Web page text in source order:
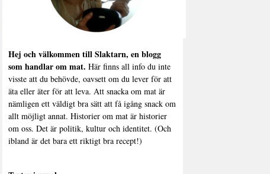
Hej och välkommen till Slaktarn, en blogg
som handlar om mat. Här finns all info du inte
visste att du behövde, oavsett om du lever för att
äta eller äter för att leva. Att snacka om mat är
nämligen ett väldigt bra sätt att få igång snack om
allt möjligt annat. Historier om mat är historier
om oss. Det är politik, kultur och identitet. (Och
ibland är det bara ett riktigt bra recept!)